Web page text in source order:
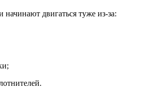
начинают двигаться туже из-за: